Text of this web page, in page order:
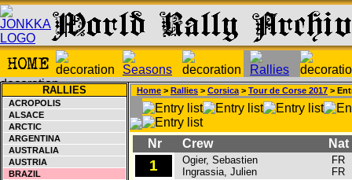
RALLIES
ACROPOLIS
ALSACE
ARCTIC
ARGENTINA
AUSTRALIA
AUSTRIA
BRAZIL
Home > Rallies > Corsica > Tour de Corse 2017 >
Nr Crew Nat
1
Ogier, Sebastien
Ingrassia, Julien
FR
FR